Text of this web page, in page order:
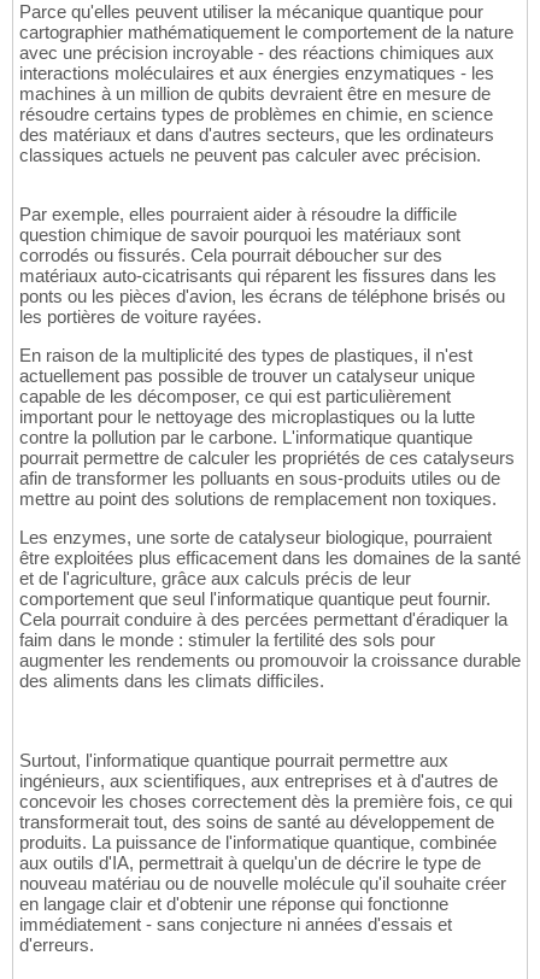
Parce qu'elles peuvent utiliser la mécanique quantique pour
cartographier mathématiquement le comportement de la nature
avec une précision incroyable - des réactions chimiques aux
interactions moléculaires et aux énergies enzymatiques - les
machines à un million de qubits devraient être en mesure de
résoudre certains types de problèmes en chimie, en science
des matériaux et dans d'autres secteurs, que les ordinateurs
classiques actuels ne peuvent pas calculer avec précision.
Par exemple, elles pourraient aider à résoudre la difficile
question chimique de savoir pourquoi les matériaux sont
corrodés ou fissurés. Cela pourrait déboucher sur des
matériaux auto-cicatrisants qui réparent les fissures dans les
ponts ou les pièces d'avion, les écrans de téléphone brisés ou
les portières de voiture rayées.
En raison de la multiplicité des types de plastiques, il n'est
actuellement pas possible de trouver un catalyseur unique
capable de les décomposer, ce qui est particulièrement
important pour le nettoyage des microplastiques ou la lutte
contre la pollution par le carbone. L'informatique quantique
pourrait permettre de calculer les propriétés de ces catalyseurs
afin de transformer les polluants en sous-produits utiles ou de
mettre au point des solutions de remplacement non toxiques.
Les enzymes, une sorte de catalyseur biologique, pourraient
être exploitées plus efficacement dans les domaines de la santé
et de l'agriculture, grâce aux calculs précis de leur
comportement que seul l'informatique quantique peut fournir.
Cela pourrait conduire à des percées permettant d'éradiquer la
faim dans le monde : stimuler la fertilité des sols pour
augmenter les rendements ou promouvoir la croissance durable
des aliments dans les climats difficiles.
Surtout, l'informatique quantique pourrait permettre aux
ingénieurs, aux scientifiques, aux entreprises et à d'autres de
concevoir les choses correctement dès la première fois, ce qui
transformerait tout, des soins de santé au développement de
produits. La puissance de l'informatique quantique, combinée
aux outils d'IA, permettrait à quelqu'un de décrire le type de
nouveau matériau ou de nouvelle molécule qu'il souhaite créer
en langage clair et d'obtenir une réponse qui fonctionne
immédiatement - sans conjecture ni années d'essais et
d'erreurs.